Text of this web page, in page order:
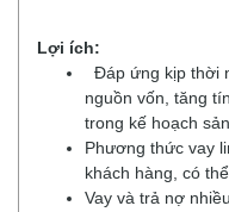
Lợi ích:
Đáp ứng kịp thời
nguồn vốn, tăng
trong kế hoạch
Phương thức vay
khách hàng, có
Vay và trả nợ